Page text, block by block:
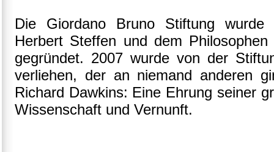
Die Giordano Bruno Stiftung
Herbert Steffen und dem
gegründet. 2007 wurde von der
verliehen, der an niemand anderen
Richard Dawkins: Eine Ehrung seiner
Wissenschaft und Vernunft.